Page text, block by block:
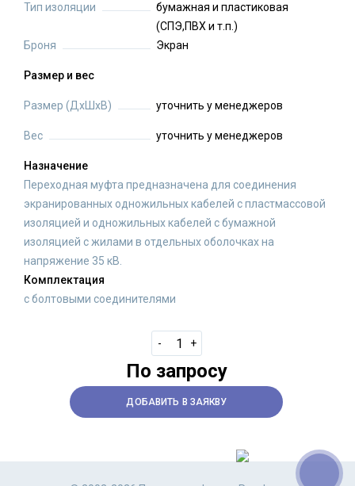
Тип изоляции
бумажная и пластиковая
(СПЭ,ПВХ и т.п.)
Броня
Экран
Размер и вес
Размер (ДхШхВ) уточнить у менеджеров
Вес уточнить у менеджеров
Назначение
Переходная муфта предназначена для соединения
экранированных одножильных кабелей с пластмассовой
изоляцией и одножильных кабелей с бумажной
изоляцией с жилами в отдельных оболочках на
напряжение 35 кВ.
Комплектация
с болтовыми соединителями
- +
По запросу
ДОБАВИТЬ В ЗАЯКВУ